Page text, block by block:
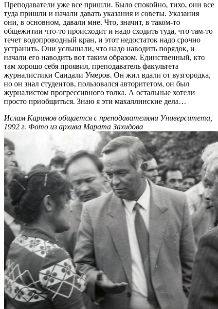
Преподаватели уже все пришли. Было спокойно, тихо, они все
туда пришли и начали давать указания и советы. Указания
они, в основном, давали мне. Что, значит, в таком-то
общежитии что-то происходит и надо сходить туда, что там-то
течет водопроводный кран, и этот недостаток надо срочно
устранить. Они услышали, что надо наводить порядок, и
начали его наводить вот таким образом. Единственный, кто
там хорошо себя проявил, преподаватель факультета
журналистики Саидали Умеров. Он жил вдали от вузгородка,
но он знал студентов, пользовался авторитетом, он был
журналистом прогрессивного толка. А остальные хотели
просто приобщиться. Знаю я эти махаллинские дела…
Ислам Каримов общается с преподавателями Университета,
1992 г. Фото из архива Марата Захидова